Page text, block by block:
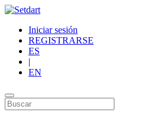
Iniciar sesión
REGISTRARSE
ES
|
EN